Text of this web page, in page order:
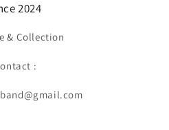
2024
& Collection
: